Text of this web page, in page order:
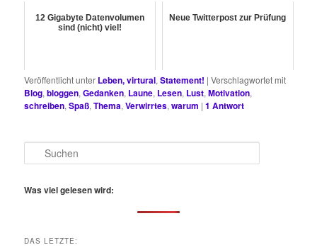
12 Gigabyte Datenvolumen
sind (nicht) viel!
Neue Twitterpost zur Prüfung
Veröffentlicht unter Leben, virtural,Statement! |Verschlagwortet mit
Blog,bloggen,Gedanken, Laune, Lesen, Lust,Motivation,
schreiben,Spaß,Thema,Verwirrtes,warum |1 Antwort
u
h
Was viel gelesen wird:
DAS LETZTE: